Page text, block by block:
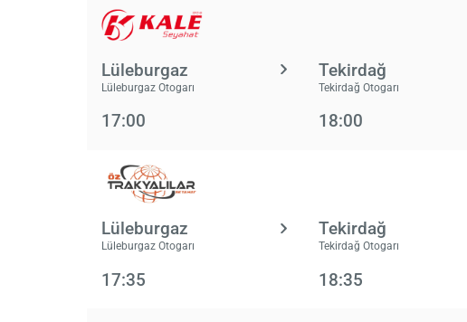
Lüleburgaz
Lüleburgaz Otogarı
Tekirdağ
Tekirdağ Otogarı
17:00 18:00
Lüleburgaz
Lüleburgaz Otogarı
Tekirdağ
Tekirdağ Otogarı
17:35 18:35